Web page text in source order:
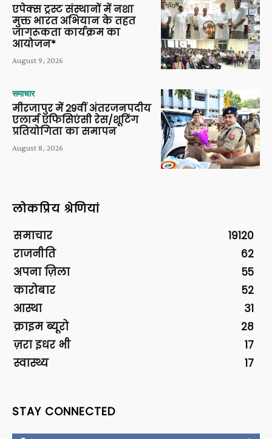
एपेक्स ट्रस्ट संस्थानों में नशा
मुक्त भारत अभियान के तहत
जागरूकता कार्यक्रम का
आयोजन*
August 9, 2026
समाचार
मीरजापुर में 29वीं अंतरजनपदीय
एलार्म एफिसिएंसी रेस/शूटिंग
प्रतियोगिता का समापन
August 8, 2026
लोकप्रिय श्रेणियां
समाचार
19120
राजनीति
62
अपना ज़िला
55
कारोबार
52
आस्था
31
क्राइम ब्यूरो
28
ज़रा इधर भी
17
स्वास्थ्य
17
STAY CONNECTED